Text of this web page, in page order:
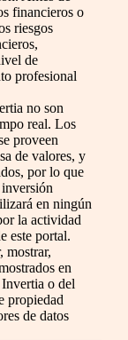
financieros o
riesgos
de
profesional
no son
real. Los
proveen
de valores, y
por lo que
en ningún
la actividad
este portal.
mostrar,
en
o del
propiedad
de datos